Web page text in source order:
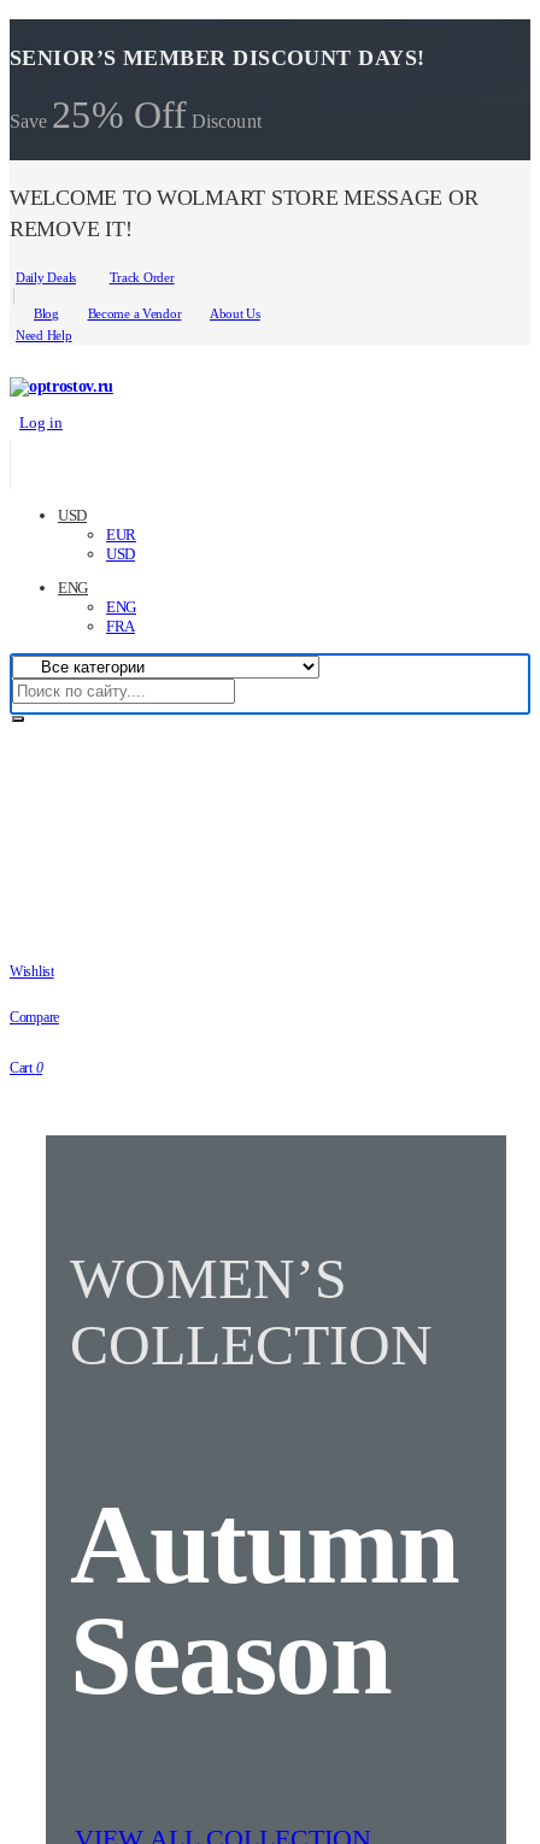
SENIOR’S MEMBER DISCOUNT DAYS!
Save 25% Off Discount
WELCOME TO WOLMART STORE MESSAGE OR
REMOVE IT!
Daily Deals Track Order
Blog Become a Vendor
About Us
Need Help
Log in
USD
EUR
USD
ENG
ENG
FRA
Wishlist
Compare
Cart 0
WOMEN’S
COLLECTION
Autumn
Season